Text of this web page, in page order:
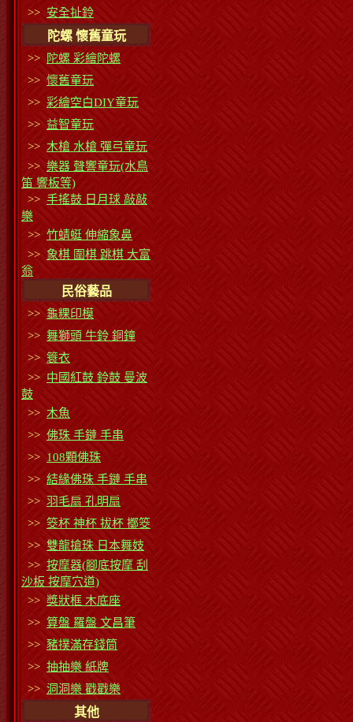
>> 安全扯鈴
陀螺 懷舊童玩
>>
陀螺 彩繪陀螺
>> 懷舊童玩
>> 彩繪空白DIY童玩
>> 益智童玩
>> 木槍 水槍 彈弓童玩
>> 樂器 聲響童玩(水鳥
笛 響板等)
>> 手搖鼓 日月球 敲敲
樂
>> 竹蜻蜓 伸縮象鼻
>> 象棋 圍棋 跳棋 大富
翁
民俗藝品
>> 龜粿印模
>> 舞獅頭 牛鈴 銅鐘
>> 簑衣
>> 中國紅鼓 鈴鼓 曼波
鼓
>> 木魚
>> 佛珠 手鏈 手串
>> 108顆佛珠
>> 結緣佛珠 手鏈 手串
>> 羽毛扇 孔明扇
>> 筊杯 神杯 拔杯 擲筊
>> 雙龍搶珠 日本舞妓
>> 按摩器(腳底按摩 刮
沙板 按摩穴道)
>> 獎狀框 木底座
>> 算盤 羅盤 文昌筆
>> 豬撲滿存錢筒
>> 抽抽樂 紙牌
>> 洞洞樂 戳戳樂
其他